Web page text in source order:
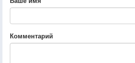
Комментарий